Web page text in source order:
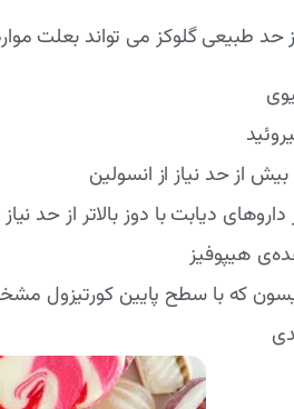
حد طبیعی گلوکز می تواند بعلت
از حد نیاز از انسولین
داروهای دیابت با دوز بالاتر از حد نیاز
هیپوفیز
که با سطح پایین کورتیزول